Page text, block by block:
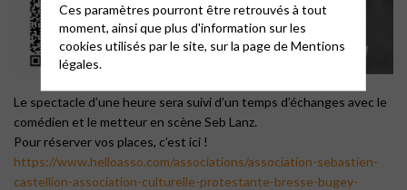
Le spectacle d’une heure sera suivi d’un temps d’échanges avec le
comédien et le metteur en scène Seb Lanz.
Pour réserver vos places, c’est ici !
https://www.helloasso.com/associations/association-sebastien-
castellion-association-culturelle-protestante-bresse-bugey-
Ces paramètres pourront être retrouvés à tout
moment, ainsi que plus d'information sur les
cookies utilisés par le site, sur la page deMentions
légales.